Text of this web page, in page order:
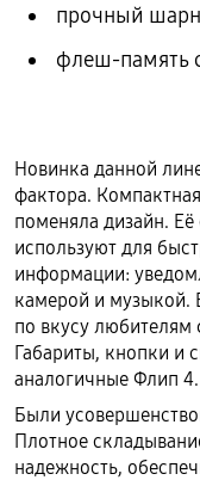
прочный
флеш-память
Новинка данной
фактора.
поменяла дизайн.
используют для
информации:
камерой и музыкой.
по вкусу любителям
Габариты, кнопки и
аналогичные Флип 4.
Были
Плотное
надежность,